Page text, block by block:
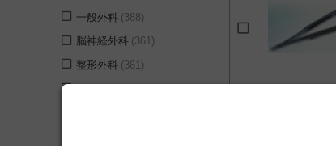
ル 6
株式会社テイエムアイ
一般外科 388
脳神経外科 361
整形外科 361